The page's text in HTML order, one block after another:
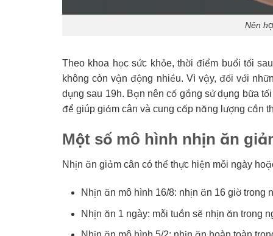
Nên
Theo khoa học sức khỏe, thời điểm buổi tối
không còn vận động nhiều. Vì vậy, đối với
dụng sau 19h. Bạn nên cố gắng sử dụng bữa
để giúp giảm cân và cung cấp năng lượng cần
Một số mô hình nhịn ăn
Nhịn ăn giảm cân có thể thực hiện mỗi ngày
Nhịn ăn mô hình 16/8: nhịn ăn 16 giờ trong
Nhịn ăn 1 ngày: mỗi tuần sẽ nhịn ăn trong